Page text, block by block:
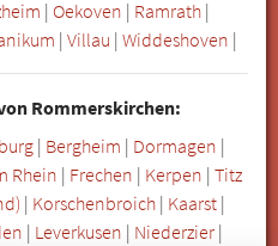
| Oekoven | Ramrath |
| Villau | Widdeshoven |
Rommerskirchen:
| Bergheim | Dormagen |
Rhein | Frechen | Kerpen | Titz
| Korschenbroich | Kaarst |
| Leverkusen | Niederzier |